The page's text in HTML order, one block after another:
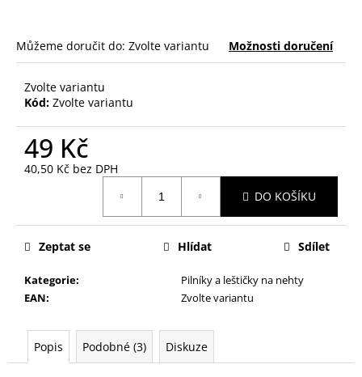
Můžeme doručit do: Zvolte variantu Možnosti doručení
Zvolte variantu
Kód: Zvolte variantu
49 Kč
40,50 Kč bez DPH
DO KOŠÍKU
Kategorie:
Pilníky a leštičky na nehty
EAN: Zvolte variantu
Zeptat se Hlídat Sdílet
Popis Podobné (3) Diskuze
j
e
e
HOUBIČKA
NA
MAKE-